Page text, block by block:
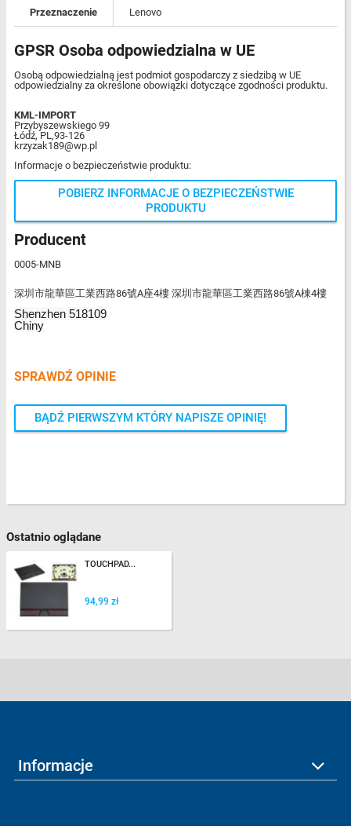
Przeznaczenie Lenovo
GPSR Osoba odpowiedzialna w UE
Osobą odpowiedzialną jest podmiot gospodarczy z siedzibą w UE
odpowiedzialny za określone obowiązki dotyczące zgodności produktu.
KML-IMPORT
Przybyszewskiego 99
Łódź, PL,93-126
krzyzak189@wp.pl
Informacje o bezpieczeństwie produktu:
POBIERZ INFORMACJE O BEZPIECZEŃSTWIE
PRODUKTU
Producent
0005-MNB
深圳市龍華區工業西路86號A座4樓 深圳市龍華區工業西路86號A棟4樓
Shenzhen 518109
Chiny
SPRAWDŹ OPINIE
BĄDŹ PIERWSZYM KTÓRY NAPISZE OPINIĘ!
Ostatnio oglądane
TOUCHPAD...
94,99 zł
Informacje